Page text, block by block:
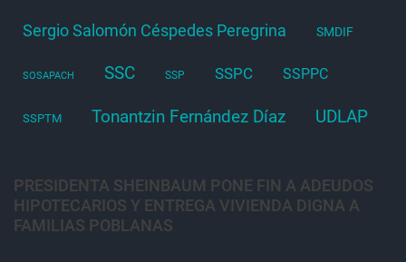
Sergio Salomón Céspedes Peregrina SMDIF
SOSAPACH SSC SSP SSPC SSPPC
SSPTM Tonantzin Fernández Díaz UDLAP
PRESIDENTA SHEINBAUM PONE FIN A ADEUDOS
HIPOTECARIOS Y ENTREGA VIVIENDA DIGNA A
FAMILIAS POBLANAS